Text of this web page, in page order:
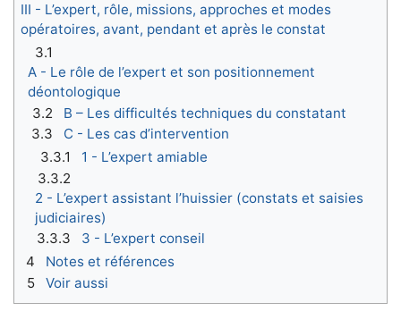
III - L’expert, rôle, missions, approches et modes
opératoires, avant, pendant et après le constat
3.1
A - Le rôle de l’expert et son positionnement
déontologique
3.2
B – Les difficultés techniques du constatant
3.3
C - Les cas d’intervention
3.3.1
1 - L’expert amiable
3.3.2
2 - L’expert assistant l’huissier (constats et saisies
judiciaires)
3.3.3
3 - L’expert conseil
4
Notes et références
5
Voir aussi